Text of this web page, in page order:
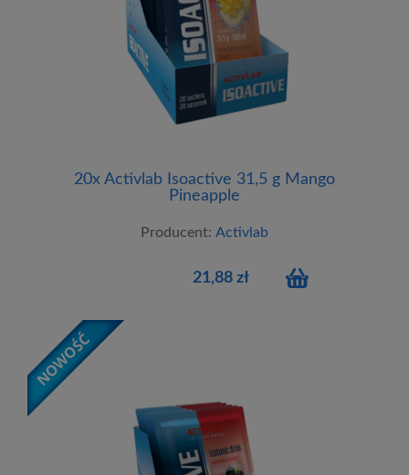
20x Activlab Isoactive 31,5 g Mango
Pineapple
Producent: Activlab
21,88 zł